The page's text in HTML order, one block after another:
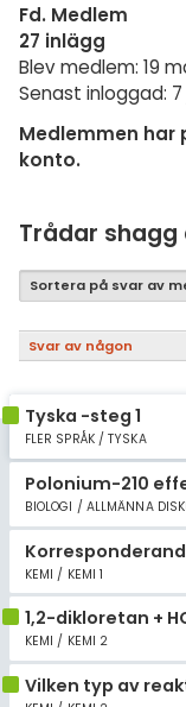
Fd. Medlem
27 inlägg
Blev medlem: 19
Senast inloggad: 7
Medlemmen
konto.
Trådar shagg
Sortera på svar av
Svar av någon
Tyska -steg 1
FLER SPRÅK / TYSKA
Polonium-210
BIOLOGI / ALLMÄNNA
KEMI / KEMI 1
1,2-dikloretan +
KEMI / KEMI 2
Vilken typ av